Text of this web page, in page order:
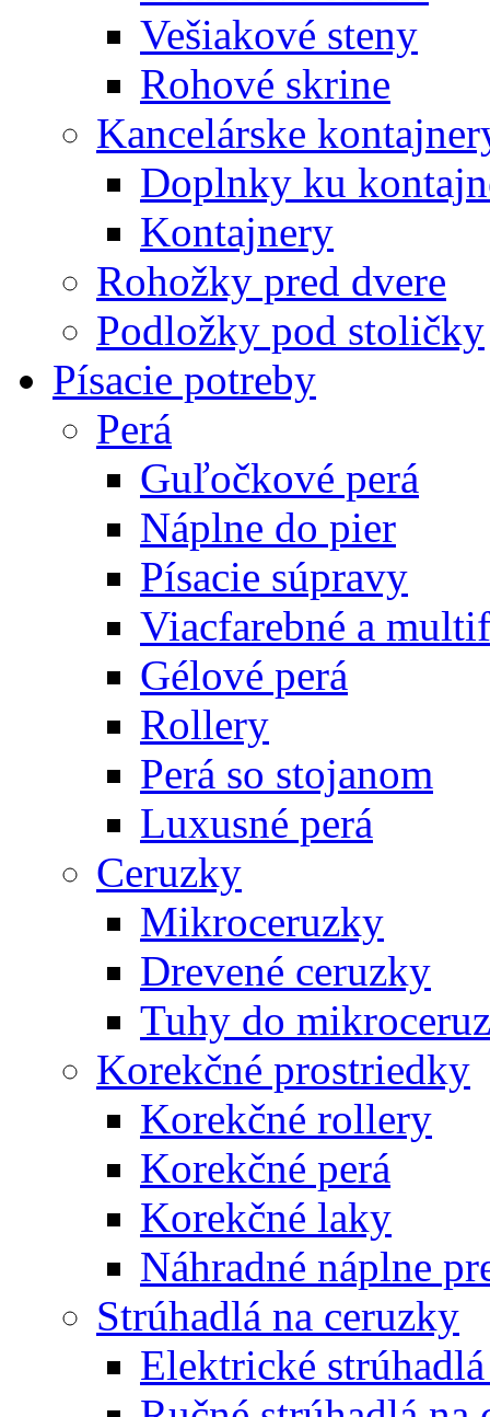
Vešiakové steny
Rohové skrine
Kancelárske
Doplnky ku
Kontajnery
Rohožky pred dvere
Podložky pod stoličky
Písacie potreby
Perá
Guľočkové perá
Náplne do pier
Písacie súpravy
Viacfarebné a
Gélové perá
Rollery
Perá so stojanom
Luxusné perá
Ceruzky
Mikroceruzky
Drevené ceruzky
Tuhy do
Korekčné prostriedky
Korekčné rollery
Korekčné perá
Korekčné laky
Náhradné náplne
Strúhadlá na ceruzky
Elektrické